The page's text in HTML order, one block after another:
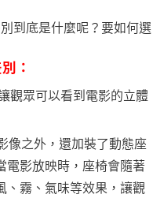
到底是什麼呢？要如何選
：
觀眾可以看到電影的立體
像之外，還加裝了動態座
電影放映時，座椅會隨著
、霧、氣味等效果，讓觀